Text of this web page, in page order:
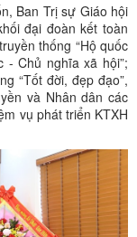
Ban Trị sự Giáo hội
đại đoàn kết toàn
thống “Hộ quốc
- Chủ nghĩa xã hội”;
“Tốt đời, đẹp đạo”,
và Nhân dân các
vụ phát triển KTXH